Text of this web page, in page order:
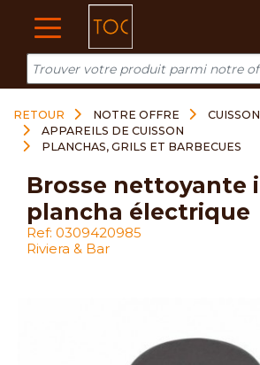
RETOUR NOTRE OFFRE
CUISSON
APPAREILS DE CUISSON
PLANCHAS, GRILS ET BARBECUES
brosse nettoyante inox pour
plancha électrique
Ref: 0309420985
Riviera & Bar
Cookies management panel